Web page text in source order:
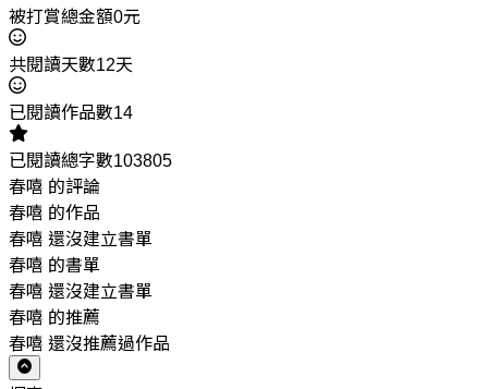
被打賞總金額0元
共閱讀天數12天
已閱讀作品數14
已閱讀總字數103805
春嘻 的評論
春嘻 的作品
春嘻 還沒建立書單
春嘻 的書單
春嘻 還沒建立書單
春嘻 的推薦
春嘻 還沒推薦過作品